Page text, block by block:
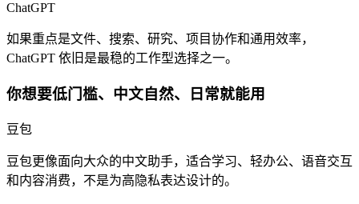
ChatGPT
如果重点是文件、搜索、研究、项目协作和通用效率，
ChatGPT 依旧是最稳的工作型选择之一。
你想要低门槛、中文自然、日常就能用
豆包
豆包更像面向大众的中文助手，适合学习、轻办公、语音交互
和内容消费，不是为高隐私表达设计的。